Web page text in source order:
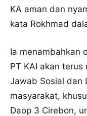
KA aman dan
kata Rokhmad
Ia menambahkan
PT KAI akan terus
Jawab Sosial dan
masyarakat,
Daop 3 Cirebon,